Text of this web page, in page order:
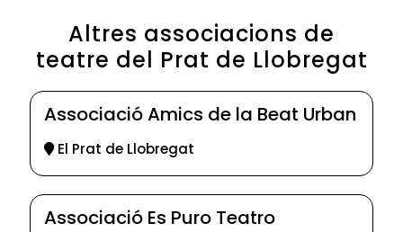
Altres associacions de
teatre del Prat de Llobregat
Associació Amics de la Beat Urban
El Prat de Llobregat
Associació Es Puro Teatro